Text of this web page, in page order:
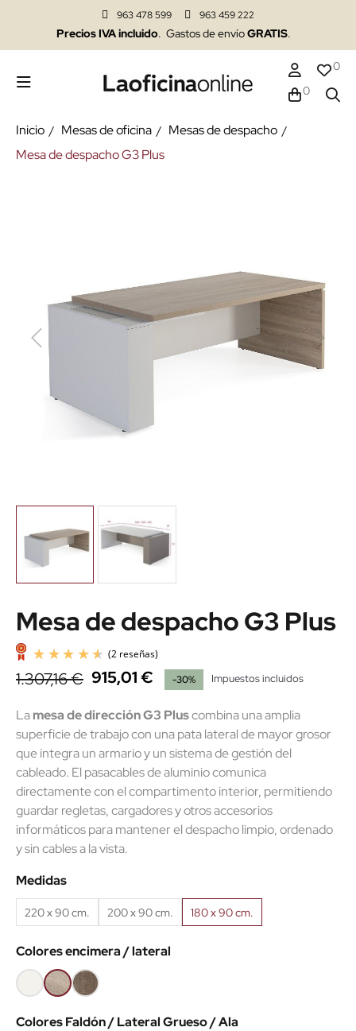
963 478 599 963 459 222
Precios IVA incluido. Gastos de envíoGRATIS.
0
0
Inicio Mesas de oficina
Mesas de despacho
Mesa de despacho G3 Plus
Mesa de despacho G3 Plus
(2 reseñas)
1.307,16 € 915,01 € -30% Impuestos incluidos
Lamesa de dirección G3 Pluscombina una amplia
superficie de trabajo con una pata lateral de mayor grosor
que integra un armario y un sistema de gestión del
cableado. El pasacables de aluminio comunica
directamente con el compartimento interior, permitiendo
guardar regletas, cargadores y otros accesorios
informáticos para mantener el despacho limpio, ordenado
y sin cables a la vista.
Medidas
220 x 90 cm. 200 x 90 cm. 180 x 90 cm.
Colores encimera / lateral
BlancoOlmo
claro
Nebraska
Colores Faldón / Lateral Grueso / Ala